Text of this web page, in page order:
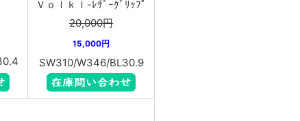
Ｖｏｌｋｌ-ﾚｻﾞｰｸﾞﾘｯﾌﾟ
20,000円
15,000円
SW310/W346/BL30.9